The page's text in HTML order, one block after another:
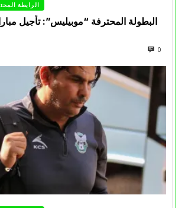
الرابطة
البطولة المحترفة “موبيليس”: تأجيل
0